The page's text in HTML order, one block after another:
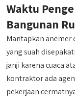
Waktu
Bangunan
Mantapkan anemer
yang suah
janji karena cuaca
kontraktor ada
pekerjaan